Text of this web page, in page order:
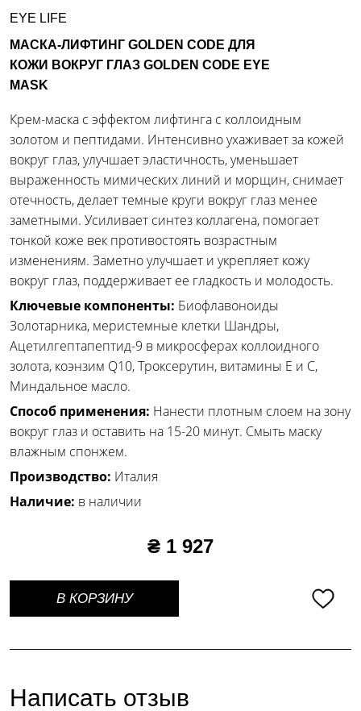
EYE LIFE
МАСКА-ЛИФТИНГ GOLDEN CODE ДЛЯ
КОЖИ ВОКРУГ ГЛАЗ GOLDEN CODE EYE
MASK
Крем-маска с эффектом лифтинга с коллоидным
золотом и пептидами. Интенсивно ухаживает за кожей
вокруг глаз, улучшает эластичность, уменьшает
выраженность мимических линий и морщин, снимает
отечность, делает темные круги вокруг глаз менее
заметными. Усиливает синтез коллагена, помогает
тонкой коже век противостоять возрастным
изменениям. Заметно улучшает и укрепляет кожу
вокруг глаз, поддерживает ее гладкость и молодость.
Ключевые компоненты: Биофлавоноиды
Золотарника, меристемные клетки Шандры,
Ацетилгептапептид-9 в микросферах коллоидного
золота, коэнзим Q10, Троксерутин, витамины Е и С,
Миндальное масло.
Способ применения: Нанести плотным слоем на зону
вокруг глаз и оставить на 15-20 минут. Смыть маску
влажным спонжем.
Производство: Италия
Наличие: в наличии
₴ 1 927
В КОРЗИНУ
Написать отзыв